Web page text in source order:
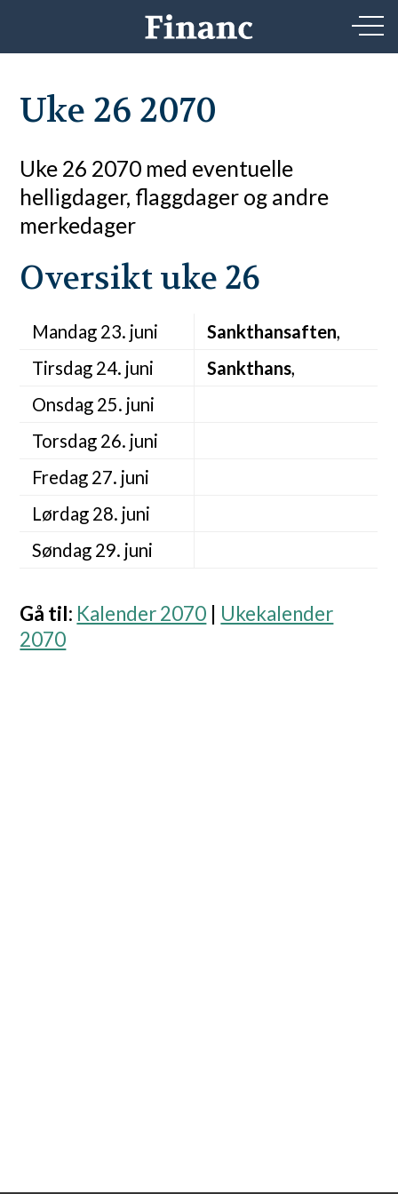
Uke 26 2070
Uke 26 2070 med eventuelle
helligdager, flaggdager og andre
merkedager
Oversikt uke 26
Mandag 23. juni Sankthansaften,
Tirsdag 24. juni
Sankthans,
Onsdag 25. juni
Torsdag 26. juni
Fredag 27. juni
Lørdag 28. juni
Søndag 29. juni
Gå til: Kalender 2070
Ukekalender
2070